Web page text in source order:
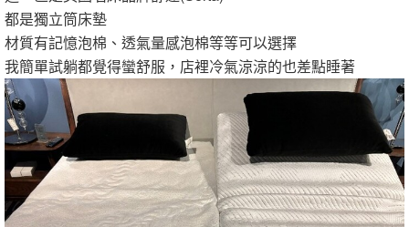
都是獨立筒床墊
材質有記憶泡棉、透氣量感泡棉等等可以選擇
我簡單試躺都覺得蠻舒服，店裡冷氣涼涼的也差點睡著